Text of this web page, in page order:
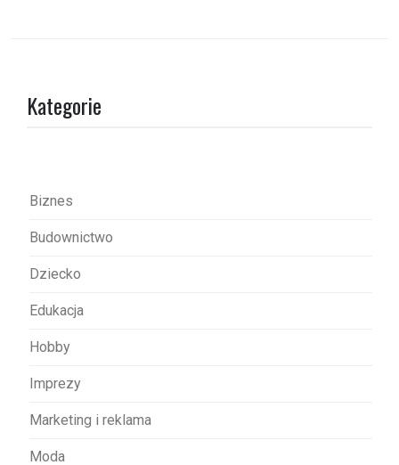
Kategorie
Biznes
Budownictwo
Dziecko
Edukacja
Hobby
Imprezy
Marketing i reklama
Moda